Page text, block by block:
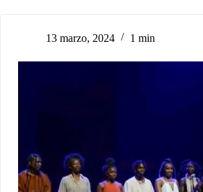
13 marzo, 2024 1 min